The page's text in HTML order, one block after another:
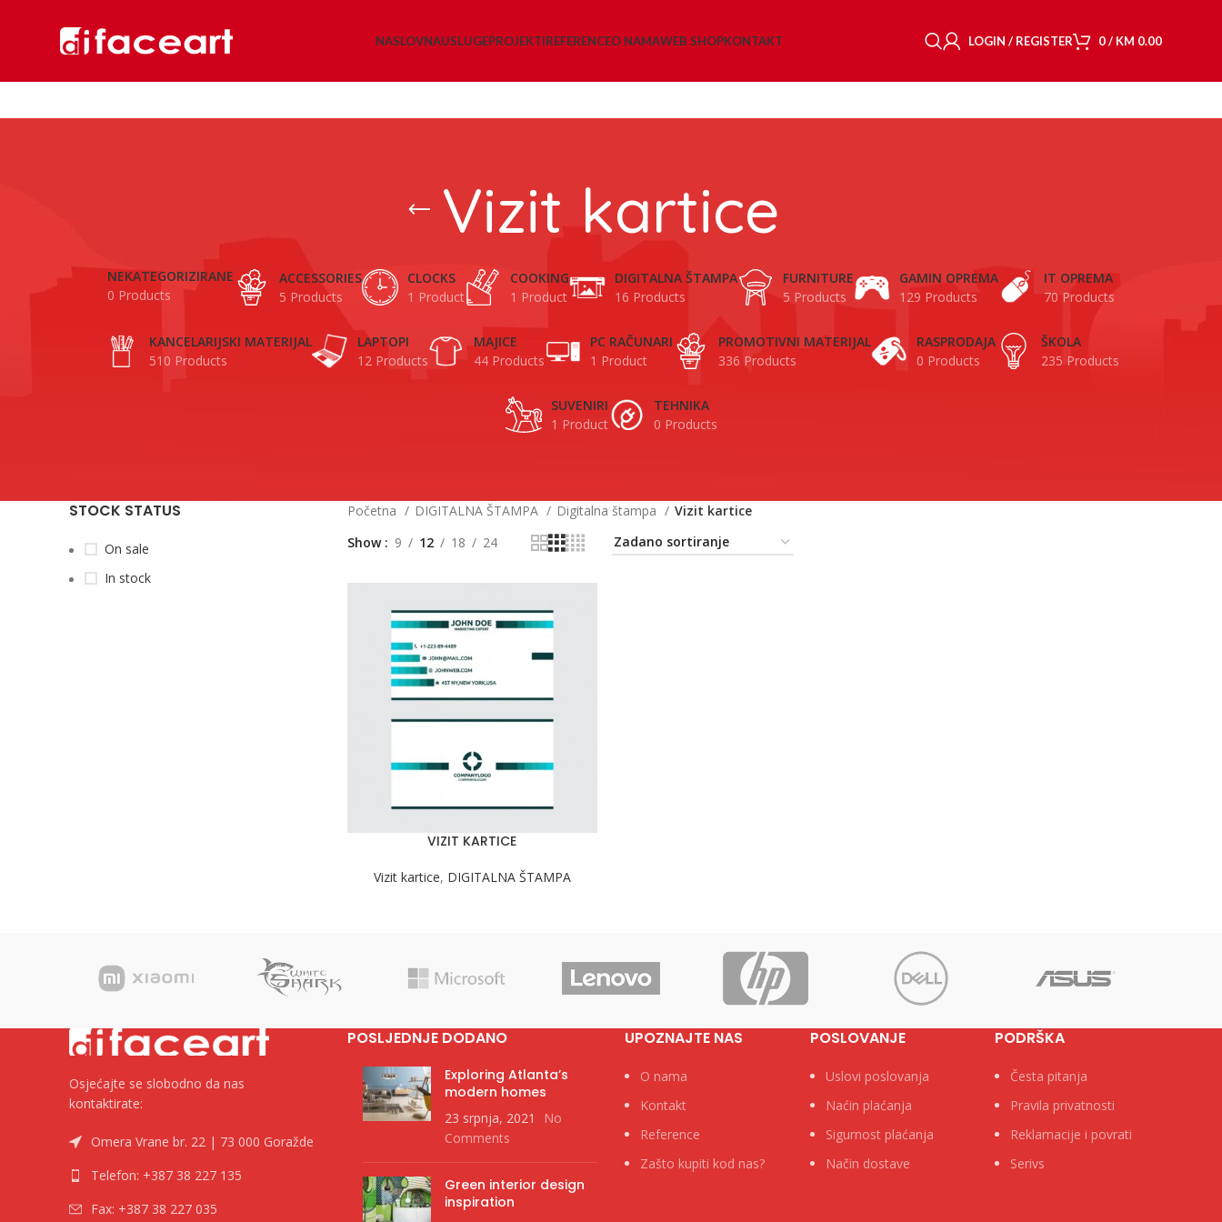
NASLOVNAUSLUGEPROJEKTIREFERENCEO NAMAWEB SHOPKONTAKT LOGIN / REGISTER 0/ KM 0.00
Vizit kartice
NEKATEGORIZIRANE
0 Products
ACCESSORIES
5 Products
CLOCKS
1 Product
COOKING
1 Product
DIGITALNA ŠTAMPA
16 Products
FURNITURE
5 Products
GAMIN OPREMA
129 Products
IT OPREMA
70 Products
KANCELARIJSKI MATERIJAL
510 Products
LAPTOPI
12 Products
MAJICE
44 Products
PC RAČUNARI
1 Product
PROMOTIVNI MATERIJAL
336 Products
RASPRODAJA
0 Products
ŠKOLA
235 Products
SUVENIRI
1 Product
TEHNIKA
0 Products
STOCK STATUS
On sale
In stock
Početna DIGITALNA ŠTAMPA Digitalna štampa
Vizit kartice
Show
9 12 18 24
VIZIT KARTICE
Vizit kartice, DIGITALNA ŠTAMPA
Osjećajte se slobodno da nas
kontaktirate:
Omera Vrane br. 22 | 73 000 Goražde
Telefon: +387 38 227 135
Fax: +387 38 227 035
POSLJEDNJE DODANO
Exploring Atlanta’s
modern homes
23 srpnja, 2021
No
Comments
Green interior design
inspiration
UPOZNAJTE NAS
O nama
Kontakt
Reference
Zašto kupiti kod nas?
POSLOVANJE
Uslovi poslovanja
Naćin plaćanja
Sigurnost plaćanja
Način dostave
PODRŠKA
Česta pitanja
Pravila privatnosti
Reklamacije i povrati
Serivs